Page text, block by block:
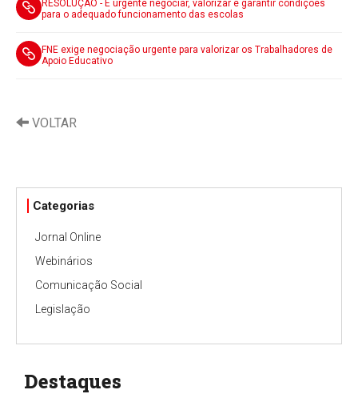
RESOLUÇÃO - É urgente negociar, valorizar e garantir condições
para o adequado funcionamento das escolas
FNE exige negociação urgente para valorizar os Trabalhadores de
Apoio Educativo
VOLTAR
Categorias
Jornal Online
Webinários
Comunicação Social
Legislação
Destaques